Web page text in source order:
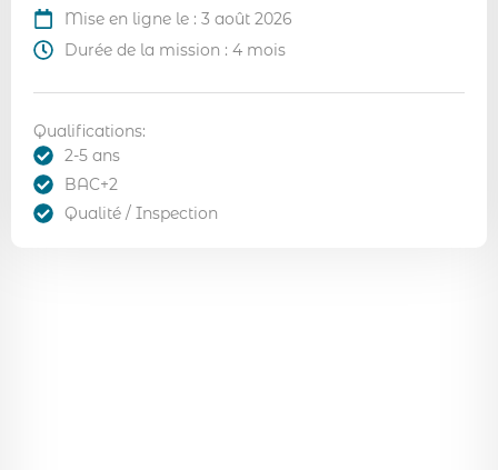
Mise en ligne le : 3 août 2026
Durée de la mission : 4 mois
Qualifications:
2-5 ans
BAC+2
Qualité / Inspection